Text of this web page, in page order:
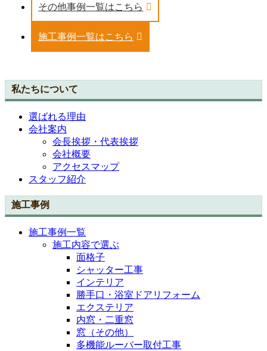
その他事例一覧はこちら
施工事例一覧はこちら
私たちについて
選ばれる理由
会社案内
会長挨拶・代表挨拶
会社概要
アクセスマップ
スタッフ紹介
施工事例
施工事例一覧
施工内容で選ぶ
面格子
シャッター工事
インテリア
勝手口・浴室ドアリフォーム
エクステリア
内窓・二重窓
窓（その他）
多機能ルーバー取付工事